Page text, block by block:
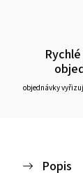
objednávky
Popis